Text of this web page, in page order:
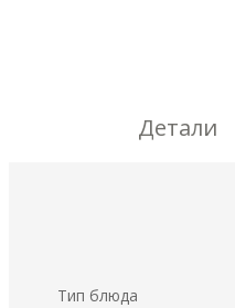
Детали
Тип блюда